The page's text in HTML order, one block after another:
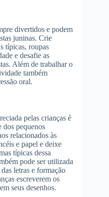
divertidos e podem
juninas. Crie
típicas, roupas
e desafie as
Além de trabalhar o
também
oral.
pelas crianças é
pequenos
relacionados às
e papel e deixe
típicas dessa
pode ser utilizada
letras e formação
escreverem os
seus desenhos.